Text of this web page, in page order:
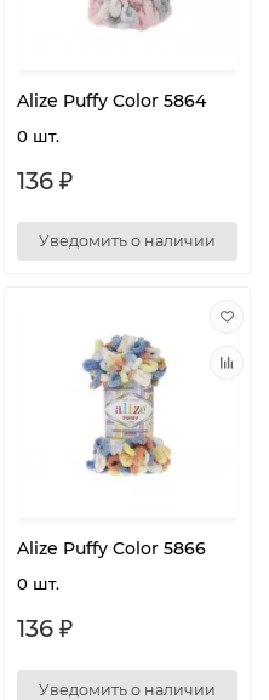
Alize Puffy Color 5864
0 шт.
136 ₽
Уведомить о наличии
Alize Puffy Color 5866
0 шт.
136 ₽
Уведомить о наличии